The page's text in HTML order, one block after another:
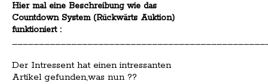
Hier mal eine Beschreibung wie das
Countdown System (Rückwärts Auktion)
funktioniert :
Der Intressent hat einen intressanten
Artikel gefunden,was nun ??